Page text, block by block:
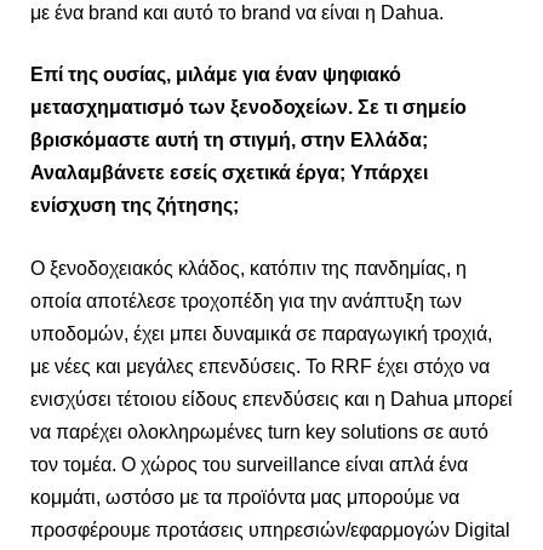
με ένα brand και αυτό το brand να είναι η Dahua.
Επί της ουσίας, μιλάμε για έναν ψηφιακό
μετασχηματισμό των ξενοδοχείων. Σε τι σημείο
βρισκόμαστε αυτή τη στιγμή, στην Ελλάδα;
Αναλαμβάνετε εσείς σχετικά έργα; Υπάρχει
ενίσχυση της ζήτησης;
Ο ξενοδοχειακός κλάδος, κατόπιν της πανδημίας, η
οποία αποτέλεσε τροχοπέδη για την ανάπτυξη των
υποδομών, έχει μπει δυναμικά σε παραγωγική τροχιά,
με νέες και μεγάλες επενδύσεις. Το RRF έχει στόχο να
ενισχύσει τέτοιου είδους επενδύσεις και η Dahua μπορεί
να παρέχει ολοκληρωμένες turn key solutions σε αυτό
τον τομέα. Ο χώρος του surveillance είναι απλά ένα
κομμάτι, ωστόσο με τα προϊόντα μας μπορούμε να
προσφέρουμε προτάσεις υπηρεσιών/εφαρμογών Digital